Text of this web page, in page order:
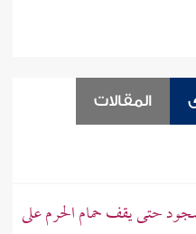
المقالات
حتى يقف حمام الحرم على